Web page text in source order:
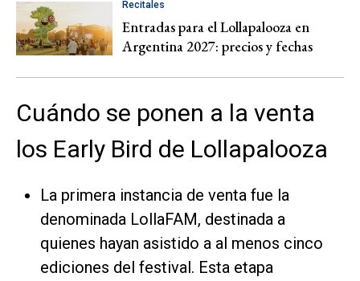
Recitales
Entradas para el Lollapalooza en
Argentina 2027: precios y fechas
Cuándo se ponen a la venta
los Early Bird de Lollapalooza
La primera instancia de venta fue la
denominada LollaFAM, destinada a
quienes hayan asistido a al menos cinco
ediciones del festival. Esta etapa